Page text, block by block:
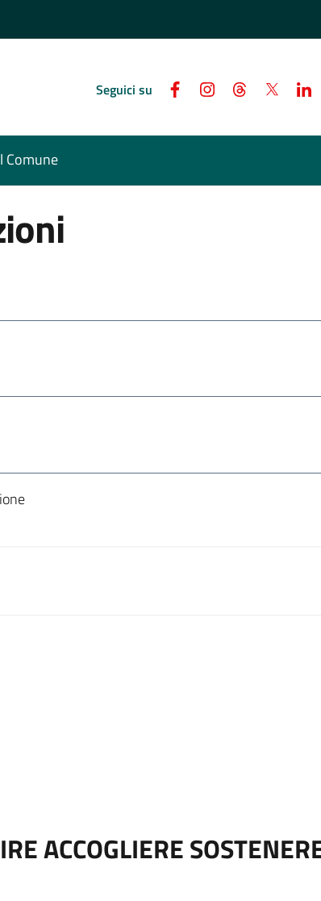
Seguici su
Comune
ACCOGLIERE